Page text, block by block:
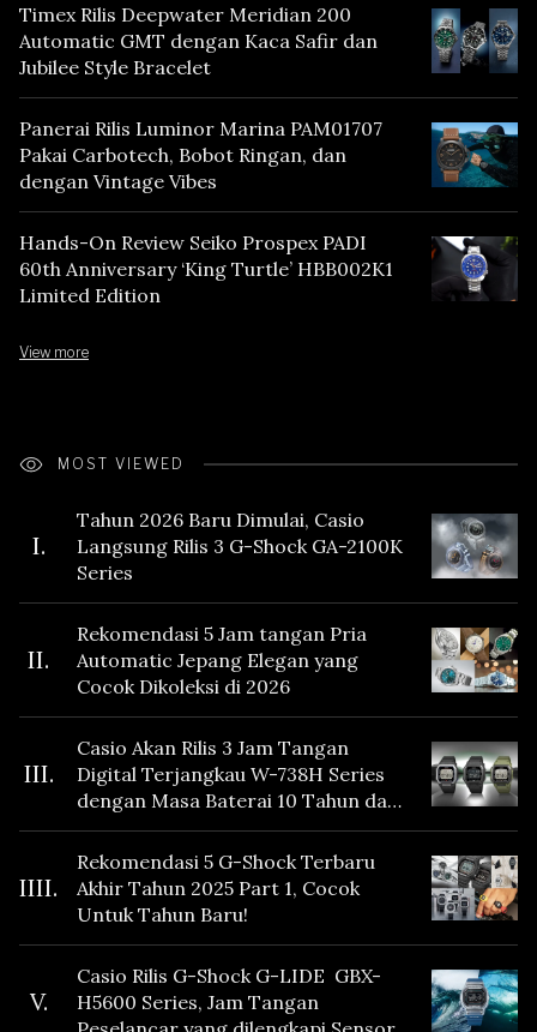
Timex Rilis Deepwater Meridian 200
Automatic GMT dengan Kaca Safir dan
Jubilee Style Bracelet
Panerai Rilis Luminor Marina PAM01707
Pakai Carbotech, Bobot Ringan, dan
dengan Vintage Vibes
Hands-On Review Seiko Prospex PADI
60th Anniversary ‘King Turtle’ HBB002K1
Limited Edition
View more
MOST VIEWED
I.
Tahun 2026 Baru Dimulai, Casio
Langsung Rilis 3 G-Shock GA-2100K
Series
II.
Rekomendasi 5 Jam tangan Pria
Automatic Jepang Elegan yang
Cocok Dikoleksi di 2026
III.
Casio Akan Rilis 3 Jam Tangan
Digital Terjangkau W-738H Series
dengan Masa Baterai 10 Tahun dan
Fitur Vibration
IIII.
Rekomendasi 5 G-Shock Terbaru
Akhir Tahun 2025 Part 1, Cocok
Untuk Tahun Baru!
V.
Casio Rilis G-Shock G-LIDE GBX-
H5600 Series, Jam Tangan